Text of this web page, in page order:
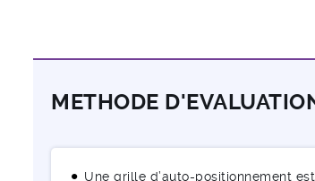
METHODE
Une grille d’auto-positionnement